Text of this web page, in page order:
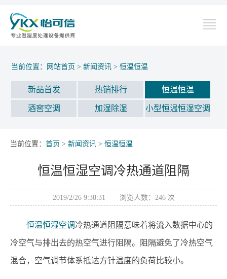
当前位置： 网站首页 >新闻资讯 >恒温恒温
新品首发 热销排行 恒温恒温
酒窖空调 加湿除湿 小型恒温恒湿空调
当前位置： 首页 > 新闻资讯 > 恒温恒温
恒温恒湿空调冷热通道阻隔
2019/2/26 9:38:31 浏览人数： 246次
恒温恒湿空调 冷热通道阻隔意味着将流入数据中心的
冷空气与排出去的热空气进行阻隔。阻隔避免了冷热空气
混合，空气调节体系抵达方针温度的负荷比较小。